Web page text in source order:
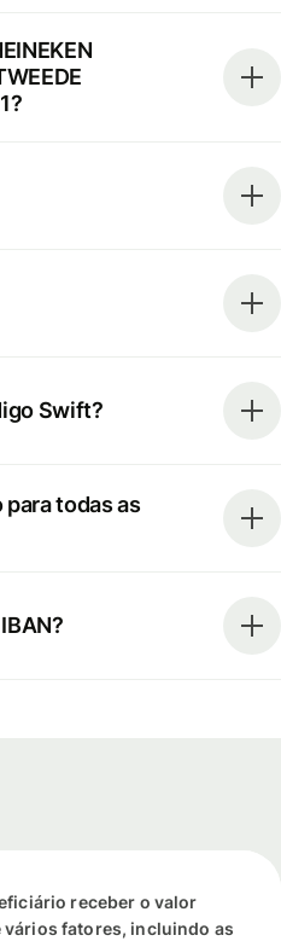
Swift?
todas as
receber o valor
fatores, incluindo as